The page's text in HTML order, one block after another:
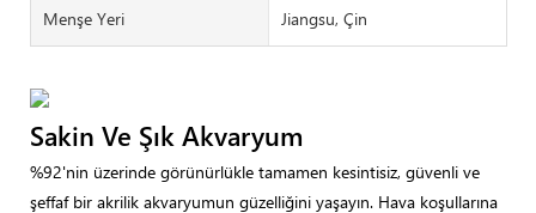
Menşe Yeri Jiangsu, Çin
Sakin Ve Şık Akvaryum
%92'nin üzerinde görünürlükle tamamen kesintisiz, güvenli ve
şeffaf bir akrilik akvaryumun güzelliğini yaşayın. Hava koşullarına